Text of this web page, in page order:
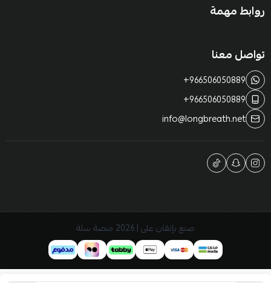
روابط مهمة
تواصل معنا
+966506050889
+966506050889
info@longbreath.net
صنع بإتقان على | 2026 منصة سلة